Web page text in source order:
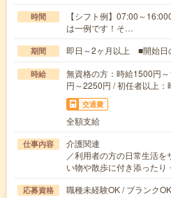
時間
【シフト例】07:00～
は一例です！そ…
期間 即日～2ヶ月以上 ■開始日
時給
無資格の方：時給1500円
円～2250円 / 初任者以上
交通費
全額支給
仕事内容
介護関連
／利用者の方の日常生活
い物や散歩に付き添った
応募資格
職種未経験OK / ブランク